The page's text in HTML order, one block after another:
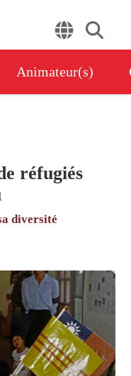
Animateur(s)
réfugiés
diversité